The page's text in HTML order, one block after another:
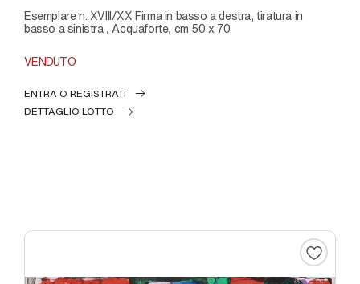
Esemplare n. XVIII/XX Firma in basso a destra, tiratura in
basso a sinistra , Acquaforte, cm 50 x 70
VENDUTO
ENTRA O REGISTRATI
DETTAGLIO LOTTO